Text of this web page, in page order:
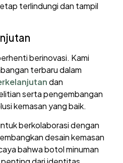
terlindungi dan tampil
berinovasi. Kami
terbaru dalam
dan
serta pengembangan
kemasan yang baik.
berkolaborasi dengan
desain kemasan
bahwa botol minuman